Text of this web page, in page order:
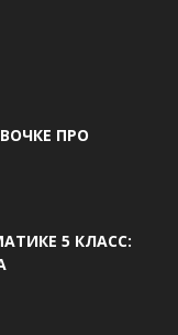
ПРО
5 КЛАСС: